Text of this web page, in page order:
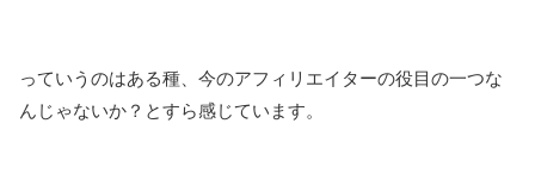
っていうのはある種、今のアフィリエイターの役目の一つな
んじゃないか？とすら感じています。